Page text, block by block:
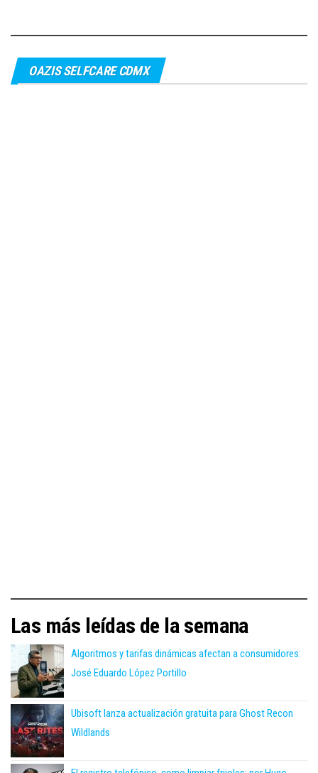
OAZIS SELFCARE CDMX
Las más leídas de la semana
Algoritmos y tarifas dinámicas afectan a consumidores:
José Eduardo López Portillo
Ubisoft lanza actualización gratuita para Ghost Recon
Wildlands